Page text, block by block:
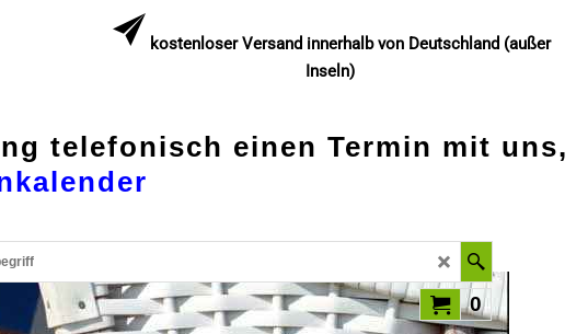
kostenloser Versand innerhalb von Deutschland (außer
Inseln)
telefonisch einen Termin mit uns,
0